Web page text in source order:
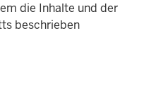
die Inhalte und der
beschrieben